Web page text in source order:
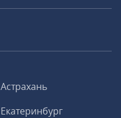
Астрахань
Екатеринбург